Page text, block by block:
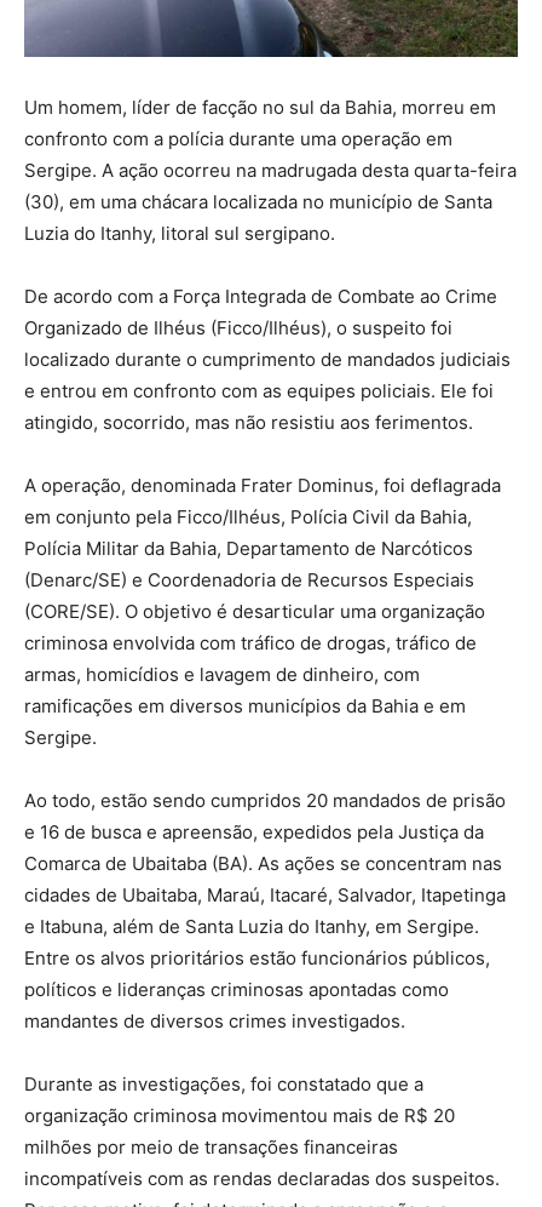
Um homem, líder de facção no sul da Bahia, morreu em
confronto com a polícia durante uma operação em
Sergipe. A ação ocorreu na madrugada desta quarta-feira
(30), em uma chácara localizada no município de Santa
Luzia do Itanhy, litoral sul sergipano.
De acordo com a Força Integrada de Combate ao Crime
Organizado de Ilhéus (Ficco/Ilhéus), o suspeito foi
localizado durante o cumprimento de mandados judiciais
e entrou em confronto com as equipes policiais. Ele foi
atingido, socorrido, mas não resistiu aos ferimentos.
A operação, denominada Frater Dominus, foi deflagrada
em conjunto pela Ficco/Ilhéus, Polícia Civil da Bahia,
Polícia Militar da Bahia, Departamento de Narcóticos
(Denarc/SE) e Coordenadoria de Recursos Especiais
(CORE/SE). O objetivo é desarticular uma organização
criminosa envolvida com tráfico de drogas, tráfico de
armas, homicídios e lavagem de dinheiro, com
ramificações em diversos municípios da Bahia e em
Sergipe.
Ao todo, estão sendo cumpridos 20 mandados de prisão
e 16 de busca e apreensão, expedidos pela Justiça da
Comarca de Ubaitaba (BA). As ações se concentram nas
cidades de Ubaitaba, Maraú, Itacaré, Salvador, Itapetinga
e Itabuna, além de Santa Luzia do Itanhy, em Sergipe.
Entre os alvos prioritários estão funcionários públicos,
políticos e lideranças criminosas apontadas como
mandantes de diversos crimes investigados.
Durante as investigações, foi constatado que a
organização criminosa movimentou mais de R$ 20
milhões por meio de transações financeiras
incompatíveis com as rendas declaradas dos suspeitos.